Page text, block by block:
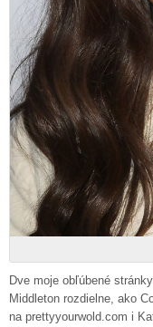
Dve moje obľúbené
Middleton rozdielne, ako
na prettyyourwold.com i